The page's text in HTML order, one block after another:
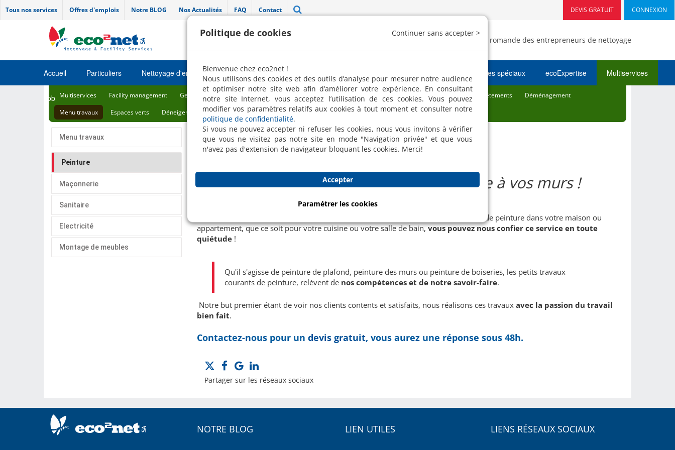
Tous nos services Offres d'emplois Notre BLOG Nos Actualités FAQ Contact CONNEXION
DEVIS GRATUIT
"Label 100 % pro" décerné par la FREN - Fédération romande des entrepreneurs de nettoyage
Accueil Particuliers Nettoyage d'entretien Robots de nettoyage Nettoyages spéciaux ecoExpertise Multiservices
Job Multiservices Facility management Gestion des déchets Désinfection Désinsectisation & dératisation Protection des Matériaux et Revêtements
Déménagement
Menu travaux
Espaces verts Déneigement Désodorisation Nettoyage automobile
Menu travaux
Peinture
Maçonnerie
Sanitaire
Electricité
Montage de meubles
Peinture
Un coup de neuf, un nouveau style à vos murs !
Si vous avez besoin d’une personne ou d’une équipe pour accomplir des retouches de peinture dans votre maison ou
appartement, que ce soit pour votre cuisine ou votre salle de bain,vous pouvez nous confier ce service en toute
quiétude !
Qu'il s'agisse de peinture de plafond, peinture des murs ou peinture de boiseries, les petits travaux
courants de peinture, relèvent de nos compétences et de notre savoir-faire.
Notre but premier étant de voir nos clients contents et satisfaits, nous réalisons ces travaux avec la passion du travail
bien fait.
Contactez-nous pour un devis gratuit, vous aurez une réponse sous 48h.
Partager sur les réseaux sociaux
NOTRE BLOG LIEN UTILES LIENS RÉSEAUX SOCIAUX
Politique de cookies Continuer sans accepter >
Bienvenue chez eco2net !
Nous utilisons des cookies et des outils d’analyse pour mesurer notre audience
et optimiser notre site web afin d’améliorer votre expérience. En consultant
notre site Internet, vous acceptez l’utilisation de ces cookies. Vous pouvez
modifier vos paramètres relatifs aux cookies à tout moment et consulter notre
politique de confidentialité.
Si vous ne pouvez accepter ni refuser les cookies, nous vous invitons à vérifier
que vous ne visitez pas notre site en mode "Navigation privée" et que vous
n'avez pas d'extension de navigateur bloquant les cookies. Merci!
Accepter
Paramétrer les cookies